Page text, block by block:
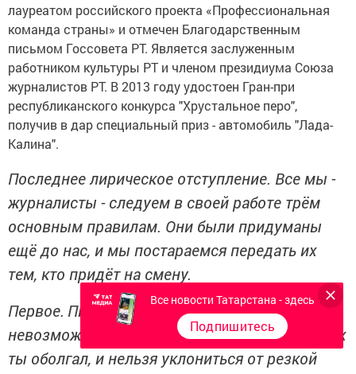
лауреатом российского проекта «Профессиональная
команда страны» и отмечен Благодарственным
письмом Госсовета РТ. Является заслуженным
работником культуры РТ и членом президиума Союза
журналистов РТ. В 2013 году удостоен Гран-при
республиканского конкурса "Хрустальное перо",
получив в дар специальный приз - автомобиль "Лада-
Калина".
Последнее лирическое отступление. Все мы -
журналисты - следуем в своей работе трём
основным правилам. Они были придуманы
ещё до нас, и мы постараемся передать их
тем, кто придёт на смену.
Первое. Писать правду (в небольшом городе
невозможно смотреть в глаза людям, которых
ты оболгал, и нельзя уклониться от резкой
Все новости Татарстана - здесь
Подпишитесь